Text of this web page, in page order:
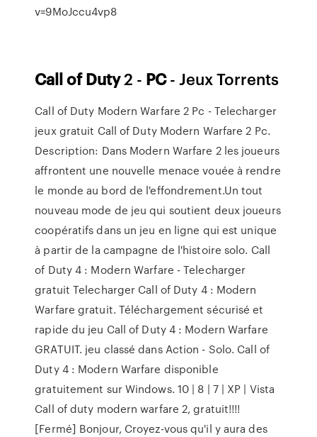
v=9MoJccu4vp8
Callof Duty2 - PC- Jeux Torrents
Call of Duty Modern Warfare 2 Pc - Telecharger
jeux gratuit Call of Duty Modern Warfare 2 Pc.
Description: Dans Modern Warfare 2 les joueurs
affrontent une nouvelle menace vouée à rendre
le monde au bord de l'effondrement.Un tout
nouveau mode de jeu qui soutient deux joueurs
coopératifs dans un jeu en ligne qui est unique
à partir de la campagne de l'histoire solo. Call
of Duty 4 : Modern Warfare - Telecharger
gratuit Telecharger Call of Duty 4 : Modern
Warfare gratuit. Téléchargement sécurisé et
rapide du jeu Call of Duty 4 : Modern Warfare
GRATUIT. jeu classé dans Action - Solo. Call of
Duty 4 : Modern Warfare disponible
gratuitement sur Windows. 10 | 8 | 7 | XP | Vista
Call of duty modern warfare 2, gratuit!!!!
[Fermé] Bonjour, Croyez-vous qu'il y aura des